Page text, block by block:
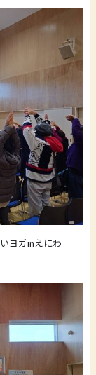
ヨガinえにわ